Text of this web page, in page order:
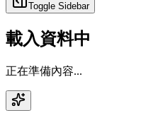
Toggle Sidebar
載入資料中
正在準備內容...